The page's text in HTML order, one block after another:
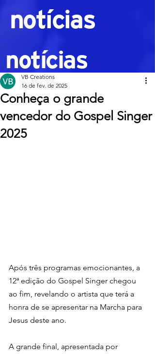
notícias
Conheça o grande
vencedor do Gospel Singer
2025
VB Creations
16 de fev. de 2025
Após três programas emocionantes, a
12ª edição do Gospel Singer chegou
ao fim, revelando o artista que terá a
honra de se apresentar na Marcha para
Jesus deste ano.
A grande final, apresentada por
notícias